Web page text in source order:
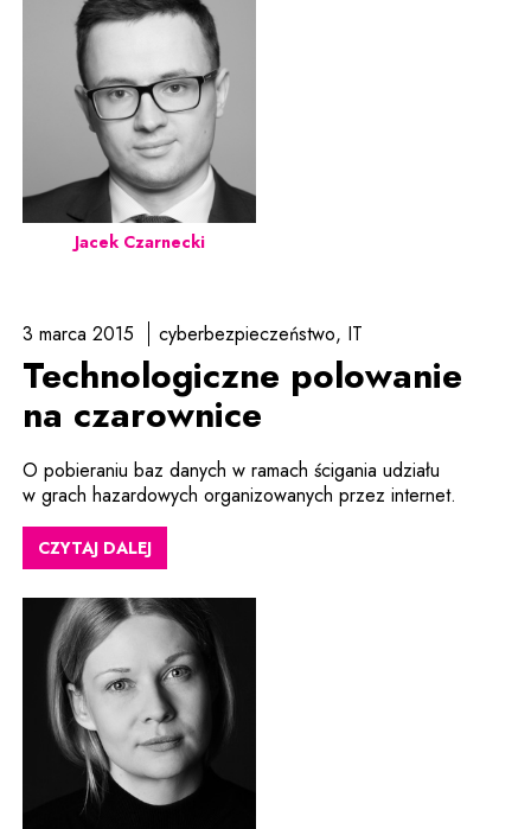
Jacek Czarnecki
3 marca 2015 cyberbezpieczeństwo IT
Technologiczne polowanie
na czarownice
O pobieraniu baz danych w ramach ścigania udziału
w grach hazardowych organizowanych przez internet.
CZYTAJ DALEJ